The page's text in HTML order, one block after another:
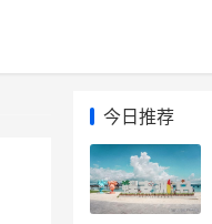
今日推荐